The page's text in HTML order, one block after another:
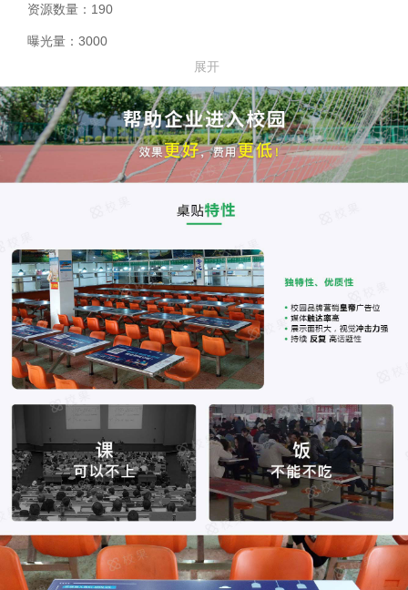
资源数量： 190
曝光量： 3000
展开